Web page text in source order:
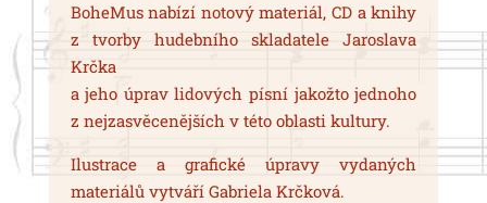
BoheMus nabízí notový materiál, CD a knihy
z tvorby hudebního skladatele Jaroslava
Krčka
a jeho úprav lidových písní jakožto jednoho
z nejzasvěcenějších v této oblasti kultury.
Ilustrace a grafické úpravy vydaných
materiálů vytváří Gabriela Krčková.